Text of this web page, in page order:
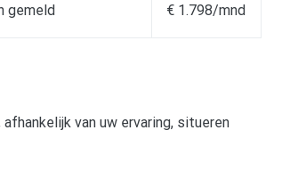
gemeld € 1.798/mnd
van uw ervaring, situeren